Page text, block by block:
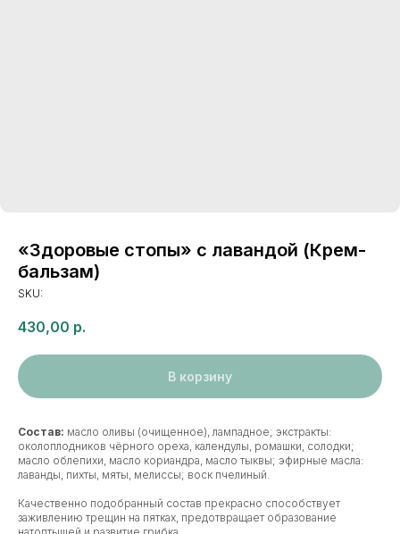
«Здоровые стопы» с лавандой (Крем-
бальзам)
SKU:
430,00 р.
В корзину
Состав: масло оливы (очищенное), лампадное; экстракты:
околоплодников чёрного ореха, календулы, ромашки, солодки;
масло облепихи, масло кориандра, масло тыквы; эфирные масла:
лаванды, пихты, мяты, мелиссы; воск пчелиный.
Качественно подобранный состав прекрасно способствует
заживлению трещин на пятках, предотвращает образование